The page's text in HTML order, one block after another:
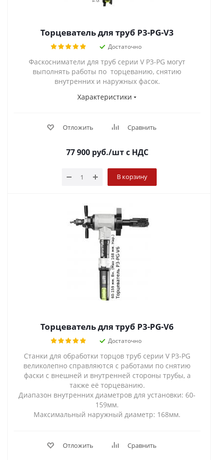
Торцеватель для труб P3-PG-V3
Достаточно
Фаскосниматели для труб серии V P3-PG могут
выполнять работы по торцеванию, снятию
внутренних и наружных фасок.
Характеристики
Отложить Сравнить
77 900 руб./штс НДС
В корзину
Торцеватель для труб P3-PG-V6
Достаточно
Станки для обработки торцов труб серии V P3-PG
великолепно справляются с работами по снятию
фаски с внешней и внутренней стороны трубы, а
также её торцеванию.
Диапазон внутренних диаметров для установки: 60-
159мм.
Максимальный наружный диаметр: 168мм.
Отложить Сравнить